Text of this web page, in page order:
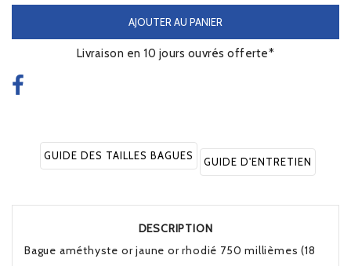
AJOUTER AU PANIER
Livraison en 10 jours ouvrés offerte*
GUIDE DES TAILLES BAGUES GUIDE D'ENTRETIEN
DESCRIPTION
Bague améthyste or jaune or rhodié 750 millièmes (18